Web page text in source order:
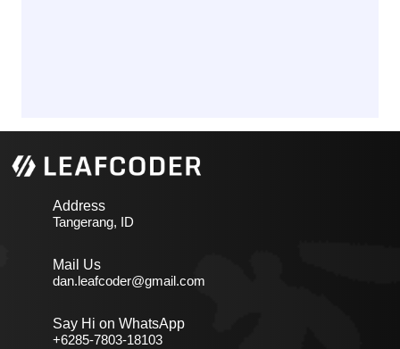
Address
Tangerang, ID
Mail Us
dan.leafcoder@gmail.com
Say Hi on WhatsApp
+6285-7803-18103